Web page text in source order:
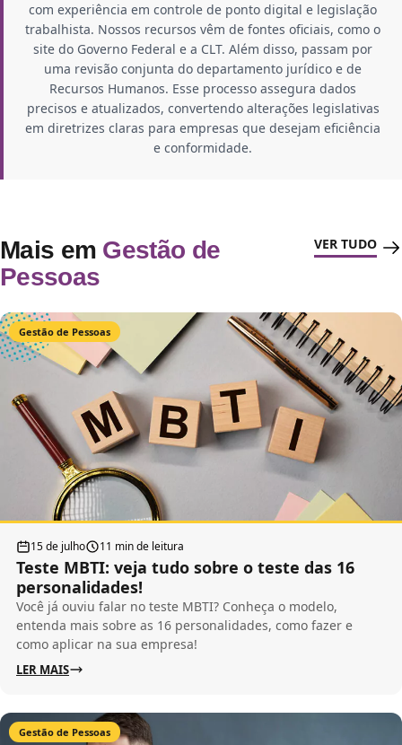
com experiência em controle de ponto digital e legislação
trabalhista. Nossos recursos vêm de fontes oficiais, como o
site do Governo Federal e a CLT. Além disso, passam por
uma revisão conjunta do departamento jurídico e de
Recursos Humanos. Esse processo assegura dados
precisos e atualizados, convertendo alterações legislativas
em diretrizes claras para empresas que desejam eficiência
e conformidade.
Mais em Gestão de
Pessoas
VER TUDO
Gestão de Pessoas
15 de julho 11 min de leitura
Teste MBTI: veja tudo sobre o teste das 16
personalidades!
Você já ouviu falar no teste MBTI? Conheça o modelo,
entenda mais sobre as 16 personalidades, como fazer e
como aplicar na sua empresa!
LER MAIS
Gestão de Pessoas